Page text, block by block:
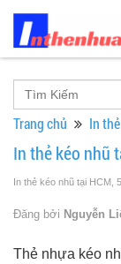
Trang chủ In
In thẻ kéo nhũ
In thẻ kéo nhũ tại HCM,
Đăng bởi Nguyễn
Thẻ nhựa kéo